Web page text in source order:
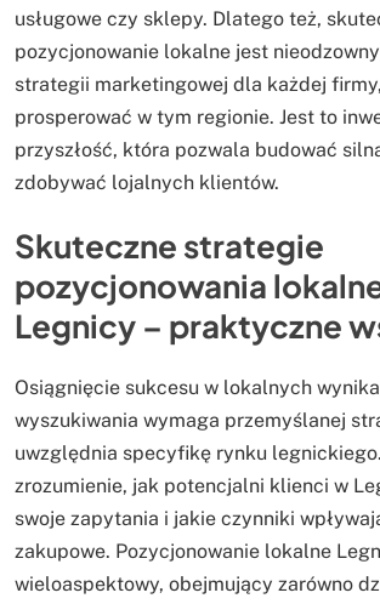
usługowe czy sklepy. Dlatego też,
pozycjonowanie lokalne jest
strategii marketingowej dla każdej
prosperować w tym regionie. Jest to
przyszłość, która pozwala budować
zdobywać lojalnych klientów.
Skuteczne strategie
pozycjonowania
Legnicy – praktyczne
Osiągnięcie sukcesu w lokalnych
wyszukiwania wymaga przemyślanej
uwzględnia specyfikę rynku
zrozumienie, jak potencjalni klienci w
swoje zapytania i jakie czynniki
zakupowe. Pozycjonowanie lokalne
wieloaspektowy, obejmujący zarówno